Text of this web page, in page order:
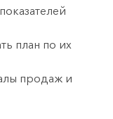
план по их
продаж и